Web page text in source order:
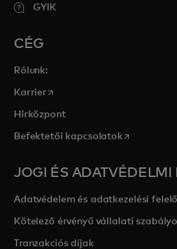
GYIK
CÉG
Rólunk:
Karrieropens in a new tab
Hírközpont
Befektetői kapcsolatokopens in a
JOGI ÉS
Adatvédelem és adatkezelési
Kötelező érvényű vállalati
Tranzakciós díjak